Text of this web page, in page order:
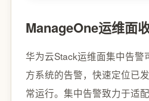
ManageOne运维面
华为云Stack运维面集中告
方系统的告警，快速定位已
常运行。集中告警致力于适